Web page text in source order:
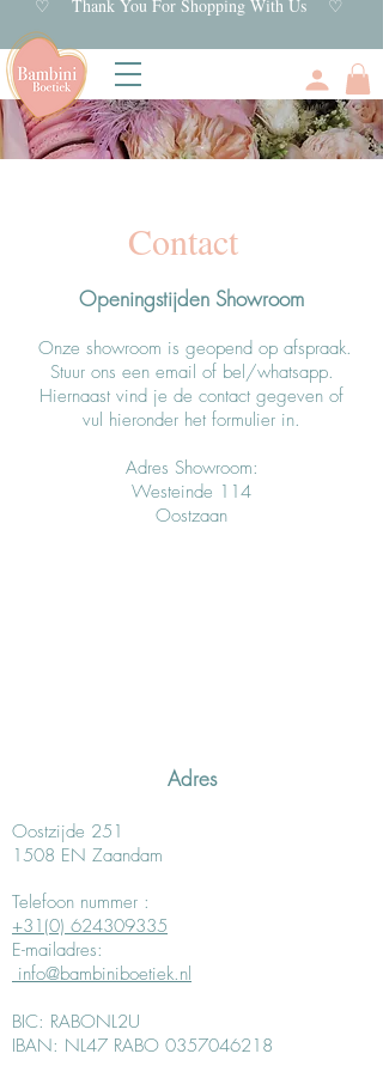
♡ Thank You For Shopping With Us ♡
Contact
Openingstijden Showroom
Onze showroom is geopend op afspraak.
Stuur ons een email of bel/whatsapp.
Hiernaast vind je de contact gegeven of
vul hieronder het formulier in.
Adres Showroom:
Westeinde 114
Oostzaan
Adres
Oostzijde 251
1508 EN Zaandam
Telefoon nummer :
+31(0) 624309335
E-mailadres:
info@bambiniboetiek.nl
BIC: RABONL2U
IBAN: NL47 RABO 0357046218